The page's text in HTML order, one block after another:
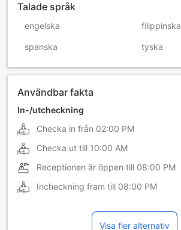
Talade språk
engelska filippinska
spanska tyska
Användbar fakta
In-/utcheckning
Checka in från 02:00 PM
Checka ut till 10:00 AM
Receptionen är öppen till 08:00 PM
Incheckning fram till 08:00 PM
Visa fler alternativ